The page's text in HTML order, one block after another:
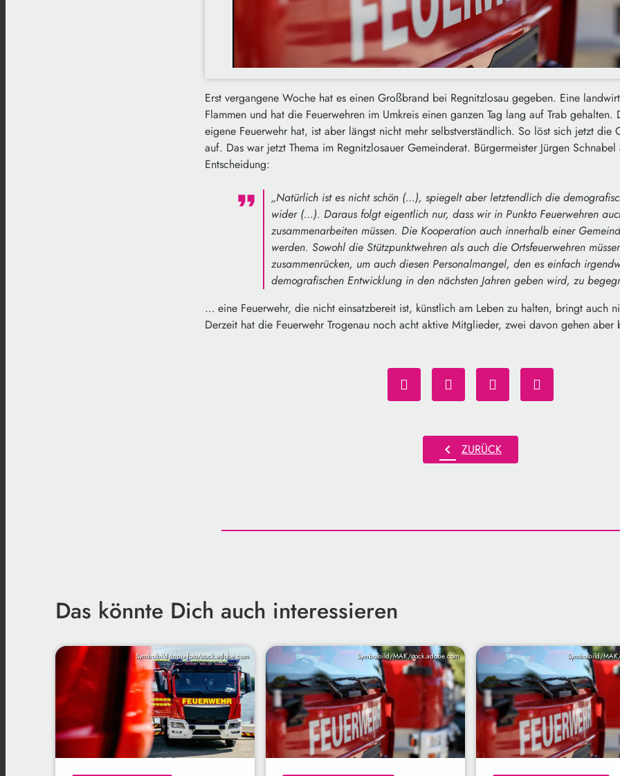
Erst vergangene Woche hat es einen Großbrand bei Regnitzlosau gegeben. Eine
Flammen und hat die Feuerwehren im Umkreis einen ganzen Tag lang auf Trab gehalten.
eigene Feuerwehr hat, ist aber längst nicht mehr selbstverständlich. So löst sich jetzt die
auf. Das war jetzt Thema im Regnitzlosauer Gemeinderat. Bürgermeister Jürgen
Entscheidung:
„Natürlich ist es nicht schön (…), spiegelt aber letztendlich die
wider (…). Daraus folgt eigentlich nur, dass wir in Punkto Feuerwehren
zusammenarbeiten müssen. Die Kooperation auch innerhalb einer
werden. Sowohl die Stützpunktwehren als auch die Ortsfeuerwehren
zusammenrücken, um auch diesen Personalmangel, den es einfach
demografischen Entwicklung in den nächsten Jahren geben wird, zu
… eine Feuerwehr, die nicht einsatzbereit ist, künstlich am Leben zu halten, bringt auch
Derzeit hat die Feuerwehr Trogenau noch acht aktive Mitglieder, zwei davon gehen aber
chevron_left ZURÜCK
Das könnte Dich auch interessieren
Symbolbild/mpix-foto/stock.adobe.com Symbolbild/MAK/stock.adobe.com Symbolbild/